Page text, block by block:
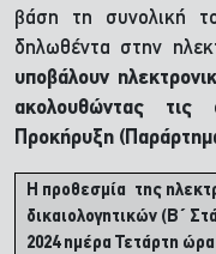
βάση τη συνολική
δηλωθέντα στην
υποβάλουν
ακολουθώντας τις
Προκήρυξη
Η προθεσμία της
δικαιολογητικών (Β΄
2024 ημέρα Τετάρτη ώρα